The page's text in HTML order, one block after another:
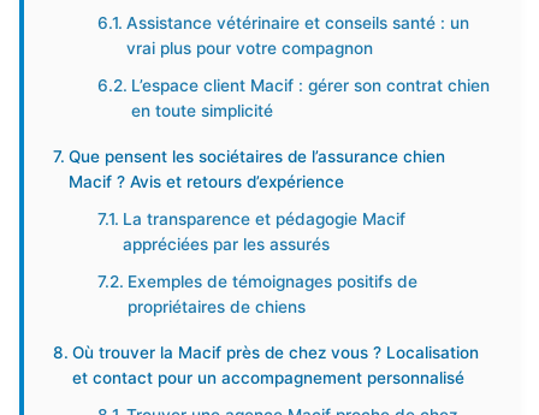
Assistance vétérinaire et conseils santé : un
vrai plus pour votre compagnon
L’espace client Macif : gérer son contrat chien
en toute simplicité
Que pensent les sociétaires de l’assurance chien
Macif ? Avis et retours d’expérience
La transparence et pédagogie Macif
appréciées par les assurés
Exemples de témoignages positifs de
propriétaires de chiens
Où trouver la Macif près de chez vous ? Localisation
et contact pour un accompagnement personnalisé